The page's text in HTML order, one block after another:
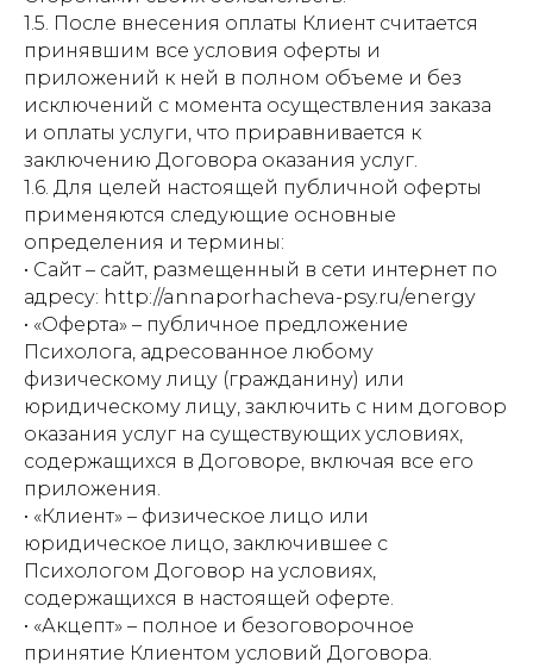
1.5. После внесения оплаты Клиент считается
принявшим все условия оферты и
приложений к ней в полном объеме и без
исключений с момента осуществления заказа
и оплаты услуги, что приравнивается к
заключению Договора оказания услуг.
1.6. Для целей настоящей публичной оферты
применяются следующие основные
определения и термины:
• Сайт – сайт, размещенный в сети интернет по
адресу: http://annaporhacheva-psy.ru/energy
• «Оферта» – публичное предложение
Психолога, адресованное любому
физическому лицу (гражданину) или
юридическому лицу, заключить с ним договор
оказания услуг на существующих условиях,
содержащихся в Договоре, включая все его
приложения.
• «Клиент» – физическое лицо или
юридическое лицо, заключившее с
Психологом Договор на условиях,
содержащихся в настоящей оферте.
• «Акцепт» – полное и безоговорочное
принятие Клиентом условий Договора.